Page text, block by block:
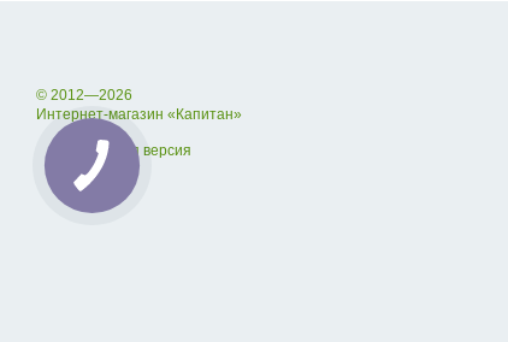
© 2012—2026
Интернет-магазин «Капитан»
Мобильная версия